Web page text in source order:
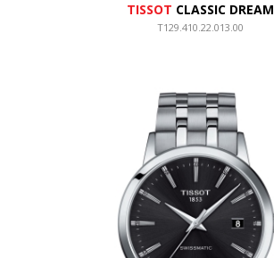
TISSOT CLASSIC DREAM
T129.410.22.013.00